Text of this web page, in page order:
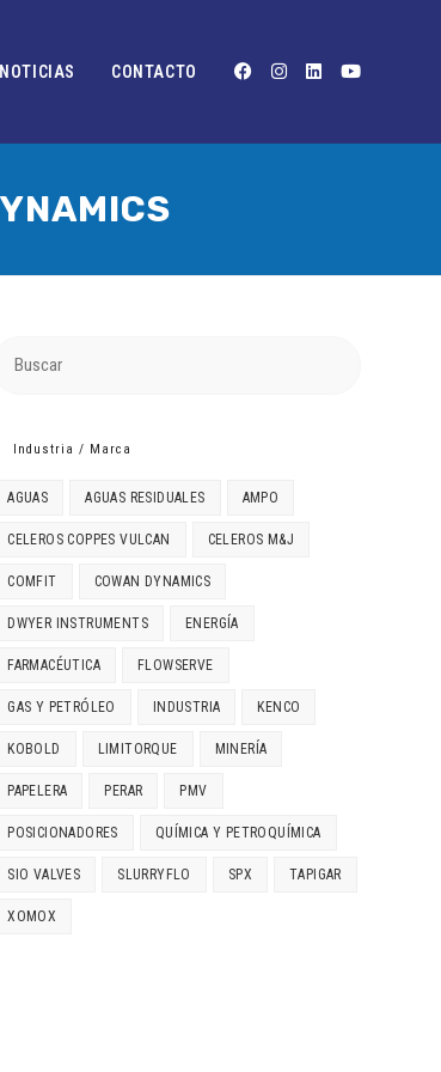
NOTICIAS CONTACTO
Industria / Marca
AGUAS AGUAS RESIDUALES AMPO
CELEROS COPPES VULCAN CELEROS M&J
COMFIT COWAN DYNAMICS
DWYER INSTRUMENTS ENERGÍA
FARMACÉUTICA FLOWSERVE
GAS Y PETRÓLEO INDUSTRIA KENCO
KOBOLD LIMITORQUE MINERÍA
PAPELERA PERAR PMV
POSICIONADORES QUÍMICA Y PETROQUÍMICA
SIO VALVES SLURRYFLO SPX TAPIGAR
XOMOX